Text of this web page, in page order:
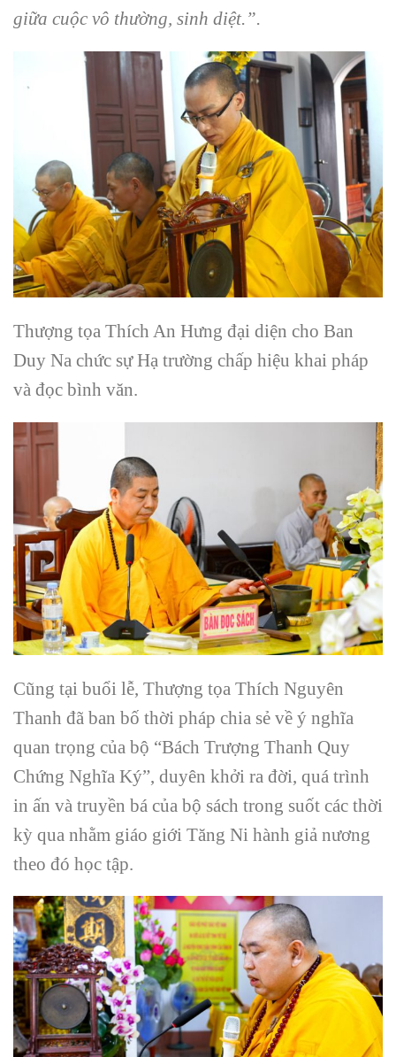
giữa cuộc vô thường, sinh diệt.”.
Thượng tọa Thích An Hưng đại diện cho Ban
Duy Na chức sự Hạ trường chấp hiệu khai pháp
và đọc bình văn.
Cũng tại buổi lễ, Thượng tọa Thích Nguyên
Thanh đã ban bố thời pháp chia sẻ về ý nghĩa
quan trọng của bộ “Bách Trượng Thanh Quy
Chứng Nghĩa Ký”, duyên khởi ra đời, quá trình
in ấn và truyền bá của bộ sách trong suốt các thời
kỳ qua nhằm giáo giới Tăng Ni hành giả nương
theo đó học tập.